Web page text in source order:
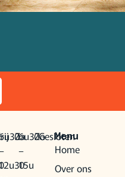
Za6u30
–
15u
Zo
Gesloten
Menu
Home
Over ons